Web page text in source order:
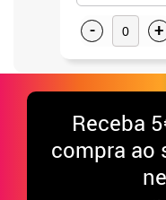
- +
Receba
compra ao